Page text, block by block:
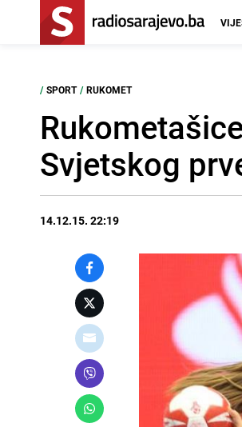
/ SPORT / RUKOMET
Svjetskog
14.12.15. 22:19